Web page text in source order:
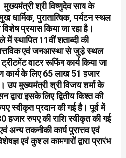
श्री विष्णुदेव साय के
धार्मिक, पुरातात्विक, पर्यटन स्थल
प्रयास किया जा रहा है।
स्थापित 11वीं शताब्दी की
एवं जनआस्था से जुडे़ स्थल
वाटर रूफिंग कार्य किया जा
कार्य के लिए 65 लाख 51 हजार
उप मुख्यमंत्री श्री विजय शर्मा के
द्वारा इसके लिए द्वितीय किश्त की
स्वीकृत प्रदान की गई है। पूर्व में
रुपए की राशि स्वीकृत की गई
अन्य तकनीकी कार्य पुरात्तव एवं
एवं कुशल कामगारों द्वारा प्रारंभ